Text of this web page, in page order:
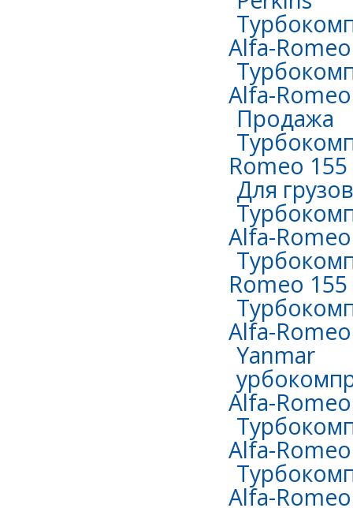
Alfa-
Alfa-
Продажа
Romeo
Для
Alfa-
Romeo
Alfa-
Yanmar
Alfa-
Alfa-
Alfa-